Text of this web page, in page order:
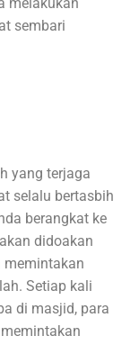
sembari
yang terjaga
selalu bertasbih
berangkat ke
didoakan
memintakan
Setiap kali
di masjid, para